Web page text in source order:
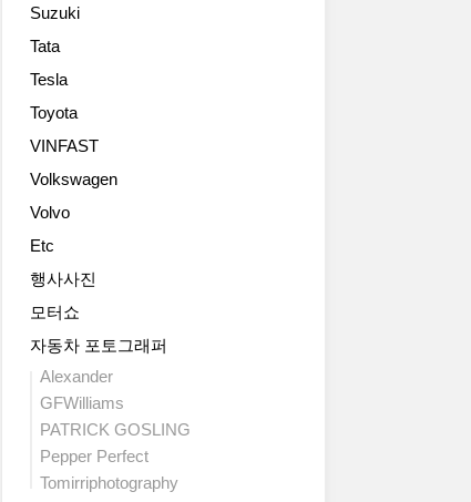
Perfect
Dallas,
U.S.A.
http://www.flickr.com/photos/pepperperfect
Suzuki
Tata
Tesla
Toyota
VINFAST
Volkswagen
Volvo
Etc
행사사진
모터쇼
자동차 포토그래퍼
Alexander
GFWilliams
PATRICK GOSLING
Pepper Perfect
Tomirriphotography